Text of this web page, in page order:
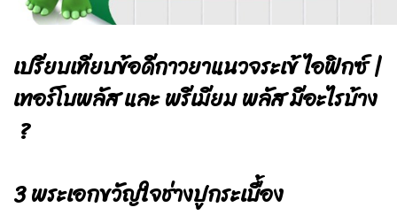
เปรียบเทียบข้อดีกาวยาแนวจระเข้ ไอฟิกซ์ |
เทอร์โบพลัส และ พรีเมียม พลัส มีอะไรบ้าง
?
3 พระเอกขวัญใจช่างปูกระเบื้อง